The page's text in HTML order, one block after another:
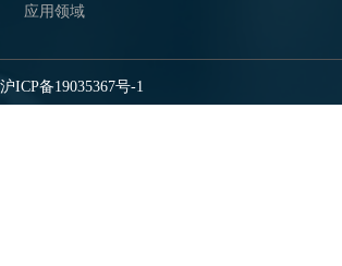
应用领域
沪ICP备19035367号-1